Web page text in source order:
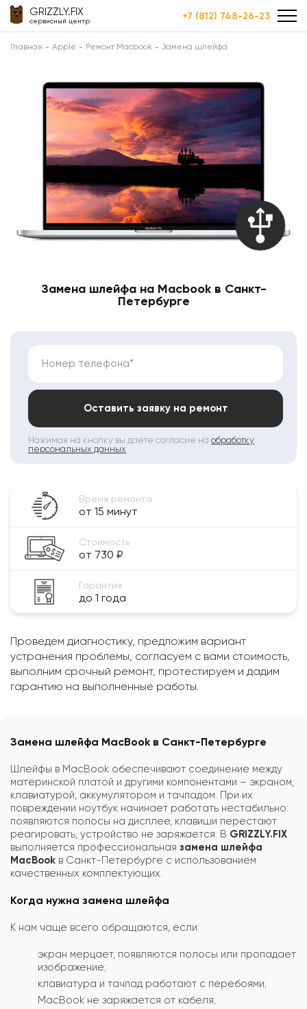
GRIZZLY.FIX
сервисный центр +7 (812) 748-26-23
Главная Apple Ремонт Macbook Замена шлейфа
Замена шлейфа на Macbook в Санкт-
Петербурге
Номер телефона*
Оставить заявку на ремонт
Нажимая на кнопку вы даете согласие на обработку
персональных данных
Время ремонта
от 15 минут
Стоимость
от 730 ₽
Гарантия
до 1 года
Проведем диагностику, предложим вариант
устранения проблемы, согласуем с вами стоимость,
выполним срочный ремонт, протестируем и дадим
гарантию на выполненные работы.
Замена шлейфа MacBook в Санкт-Петербурге
Шлейфы в MacBook обеспечивают соединение между
материнской платой и другими компонентами – экраном,
клавиатурой, аккумулятором и тачпадом. При их
повреждении ноутбук начинает работать нестабильно:
появляются полосы на дисплее, клавиши перестают
реагировать, устройство не заряжается. В GRIZZLY.FIX
выполняется профессиональная замена шлейфа
MacBook в Санкт-Петербурге с использованием
качественных комплектующих.
Когда нужна замена шлейфа
К нам чаще всего обращаются, если:
экран мерцает, появляются полосы или пропадает
изображение;
клавиатура и тачпад работают с перебоями;
MacBook не заряжается от кабеля;